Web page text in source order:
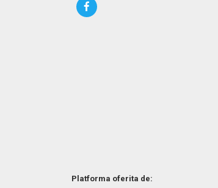
Platforma oferita de: